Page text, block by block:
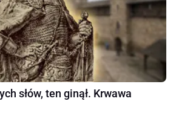
słów, ten ginął. Krwawa